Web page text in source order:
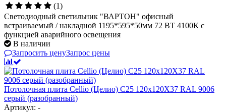
(1)
Светодиодный светильник "ВАРТОН" офисный
встраиваемый / накладной 1195*595*50мм 72 ВТ 4100К с
функцией аварийного освещения
В наличии
Запросить ценуЗапрос цены
Потолочная плита Cellio (Целио) C25 120x120X37 RAL 9006
серый (разобранный)
Артикул: -